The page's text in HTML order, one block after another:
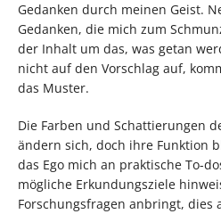
Gedanken durch meinen Geist.
Gedanken, die mich zum
der Inhalt um das, was getan
nicht auf den Vorschlag auf,
das Muster.
Die Farben und Schattierungen
ändern sich, doch ihre Funktion
das Ego mich an praktische To-
mögliche Erkundungsziele
Forschungsfragen anbringt, dies